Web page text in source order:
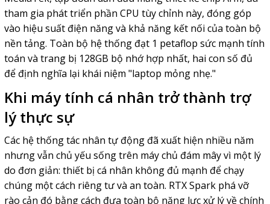
tham gia phát triển phần CPU tùy chỉnh này, đóng góp
vào hiệu suất điện năng và khả năng kết nối của toàn bộ
nền tảng. Toàn bộ hệ thống đạt 1 petaflop sức mạnh tính
toán và trang bị 128GB bộ nhớ hợp nhất, hai con số đủ
để định nghĩa lại khái niệm "laptop mỏng nhẹ."
Khi máy tính cá nhân trở thành trợ
lý thực sự
Các hệ thống tác nhân tự động đã xuất hiện nhiều năm
nhưng vẫn chủ yếu sống trên máy chủ đám mây vì một lý
do đơn giản: thiết bị cá nhân không đủ mạnh để chạy
chúng một cách riêng tư và an toàn. RTX Spark phá vỡ
rào cản đó bằng cách đưa toàn bộ năng lực xử lý về chính